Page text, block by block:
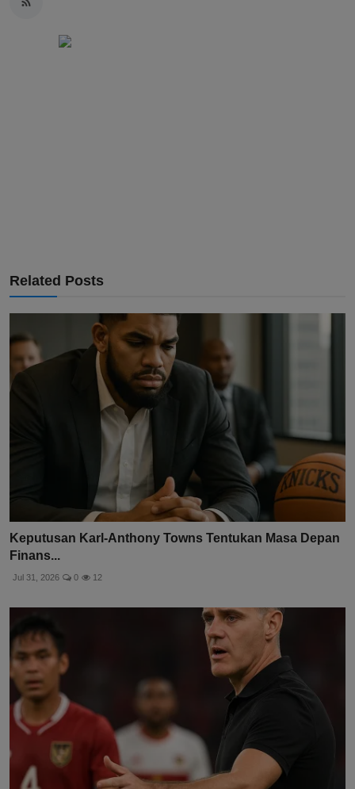
Related Posts
Keputusan Karl-Anthony Towns Tentukan Masa Depan
Finans...
Jul 31, 2026 0 12